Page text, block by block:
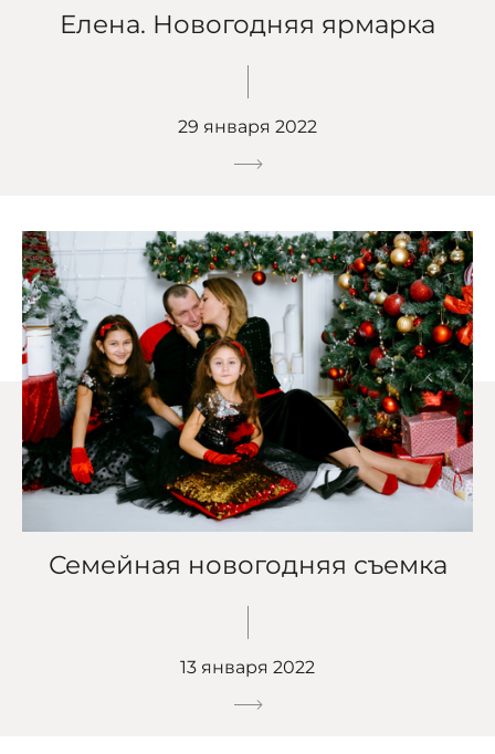
Елена. Новогодняя ярмарка
29 января 2022
Семейная новогодняя съемка
13 января 2022